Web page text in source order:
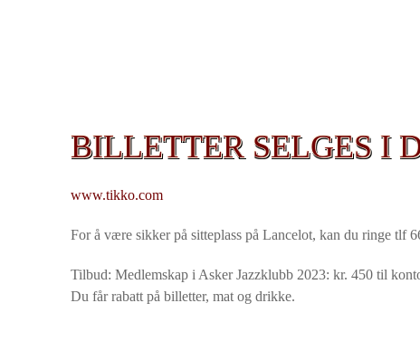
BILLETTER SELGES I
www.tikko.com
For å være sikker på sitteplass på Lancelot, kan du ringe tlf
Tilbud: Medlemskap i Asker Jazzklubb 2023: kr. 450 til
Du får rabatt på billetter, mat og drikke.